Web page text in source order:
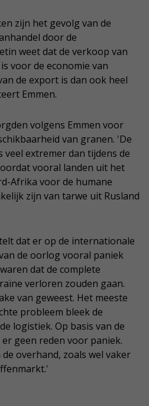
zijn het gevolg van de
door de
weet dat de verkoop van
voor de economie van
de export is dan ook heel
Emmen.
volgens Emmen voor
van granen. 'De
veel extremer dan tijdens de
vooral landen uit het
Afrika voor de humane
zijn van tarwe uit Rusland
dat er op de internationale
de oorlog vooral paniek
dat de complete
verloren zouden gaan.
van geweest. Het meeste
probleem bleek de
logistiek. Op basis van de
geen reden voor paniek.
overhand, zoals wel vaker